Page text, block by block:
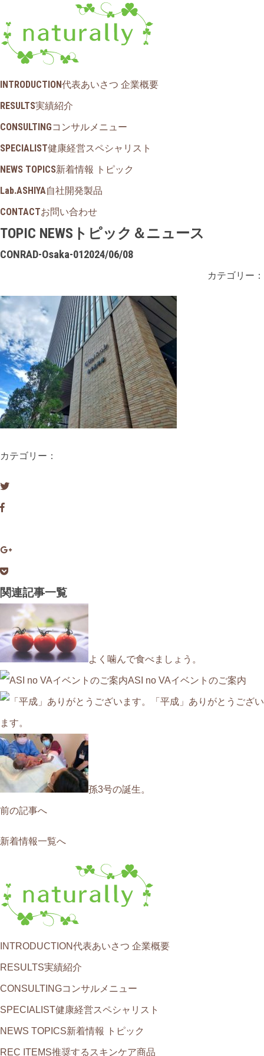
INTRODUCTION代表あいさつ 企業概要
RESULTS実績紹介
CONSULTINGコンサルメニュー
SPECIALIST健康経営スペシャリスト
NEWS TOPICS新着情報 トピック
Lab.ASHIYA自社開発製品
CONTACTお問い合わせ
TOPIC NEWS トピック＆ニュース
CONRAD-Osaka-012024/06/08
カテゴリー：
カテゴリー：
関連記事一覧
よく噛んで食べましょう。
ASI no VAイベントのご案内
「平成」ありがとうござい
ます。
孫3号の誕生。
前の記事へ
新着情報一覧へ
INTRODUCTION代表あいさつ 企業概要
RESULTS実績紹介
CONSULTINGコンサルメニュー
SPECIALIST健康経営スペシャリスト
NEWS TOPICS新着情報 トピック
REC ITEMS推奨するスキンケア商品